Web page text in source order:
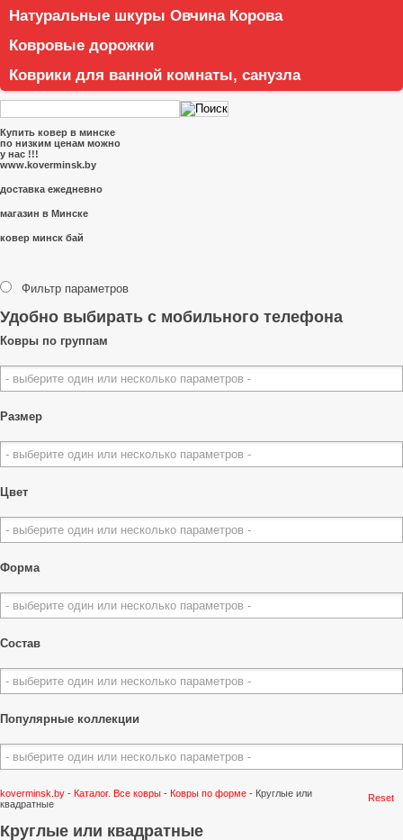
Натуральные шкуры Овчина Корова
Ковровые дорожки
Коврики для ванной комнаты, санузла
Купить ковер в минске
по низким ценам можно
у нас !!!
www.koverminsk.by
доставка ежедневно
магазин в Минске
ковер минск бай
Фильтр параметров
Удобно выбирать с мобильного телефона
Ковры по группам
Размер
Цвет
Форма
Состав
Популярные коллекции
Reset
koverminsk.by - Каталог. Все ковры - Ковры по форме - Круглые или
квадратные
Круглые или квадратные